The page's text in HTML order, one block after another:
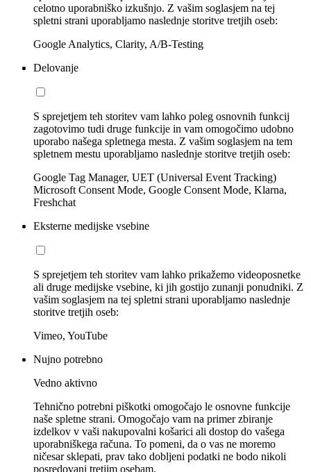
celotno uporabniško izkušnjo. Z vašim soglasjem na tej
spletni strani uporabljamo naslednje storitve tretjih oseb:
Google Analytics, Clarity, A/B-Testing
Delovanje
S sprejetjem teh storitev vam lahko poleg osnovnih funkcij
zagotovimo tudi druge funkcije in vam omogočimo udobno
uporabo našega spletnega mesta. Z vašim soglasjem na tem
spletnem mestu uporabljamo naslednje storitve tretjih oseb:
Google Tag Manager, UET (Universal Event Tracking)
Microsoft Consent Mode, Google Consent Mode, Klarna,
Freshchat
Eksterne medijske vsebine
S sprejetjem teh storitev vam lahko prikažemo videoposnetke
ali druge medijske vsebine, ki jih gostijo zunanji ponudniki. Z
vašim soglasjem na tej spletni strani uporabljamo naslednje
storitve tretjih oseb:
Vimeo, YouTube
Nujno potrebno
Vedno aktivno
Tehnično potrebni piškotki omogočajo le osnovne funkcije
naše spletne strani. Omogočajo vam na primer zbiranje
izdelkov v vaši nakupovalni košarici ali dostop do vašega
uporabniškega računa. To pomeni, da o vas ne moremo
ničesar sklepati, prav tako dobljeni podatki ne bodo nikoli
posredovani tretjim osebam.